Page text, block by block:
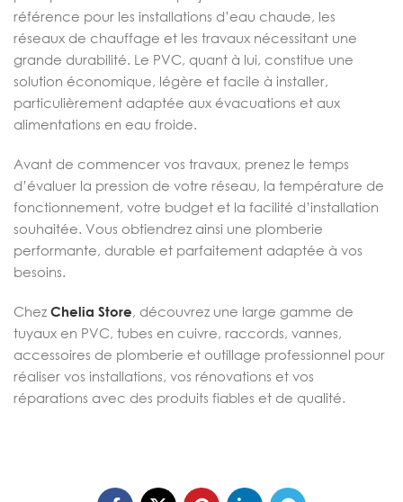
référence pour les installations d’eau chaude, les
réseaux de chauffage et les travaux nécessitant une
grande durabilité. Le PVC, quant à lui, constitue une
solution économique, légère et facile à installer,
particulièrement adaptée aux évacuations et aux
alimentations en eau froide.
Avant de commencer vos travaux, prenez le temps
d’évaluer la pression de votre réseau, la température de
fonctionnement, votre budget et la facilité d’installation
souhaitée. Vous obtiendrez ainsi une plomberie
performante, durable et parfaitement adaptée à vos
besoins.
Chez Chelia Store, découvrez une large gamme de
tuyaux en PVC, tubes en cuivre, raccords, vannes,
accessoires de plomberie et outillage professionnel pour
réaliser vos installations, vos rénovations et vos
réparations avec des produits fiables et de qualité.